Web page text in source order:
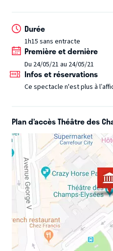
Sonate op 102 n°2 (Adagio
d’affetto)
Symphonie n° 9: Hymne à la
Durée
1h15 sans entracte
Première et dernière
Du 24/05/21 au 24/05/21
Infos et réservations
Ce spectacle n'est plus à
Plan d’accès Théâtre des